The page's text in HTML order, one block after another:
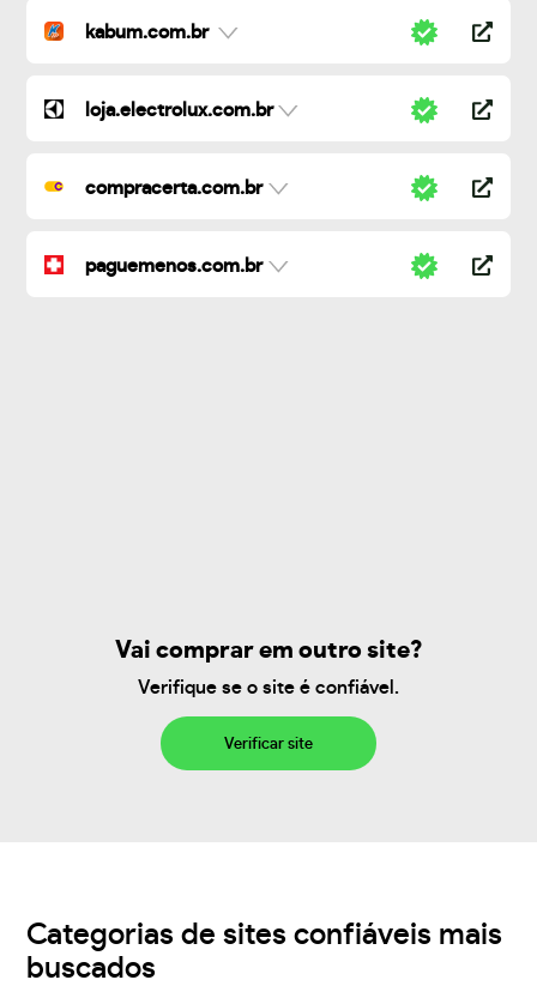
kabum.com.br
loja.electrolux.com.br
compracerta.com.br
paguemenos.com.br
Vai comprar em outro site?
Verifique se o site é confiável.
Verificar site
Categorias de sites confiáveis mais
buscados